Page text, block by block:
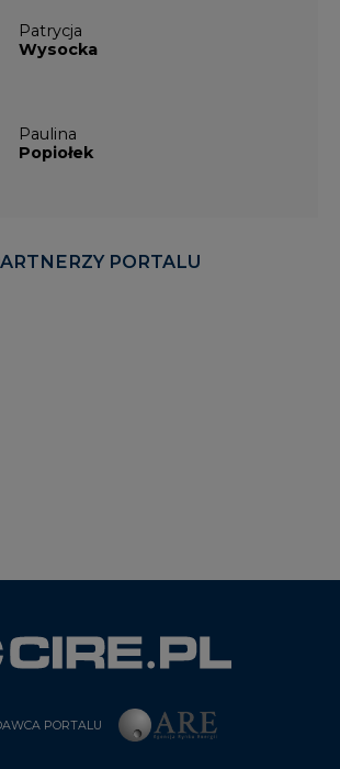
Patrycja
Wysocka
Paulina
Popiołek
PORTALU
PORTALU